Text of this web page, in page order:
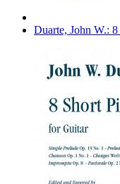
Duarte, John W.: